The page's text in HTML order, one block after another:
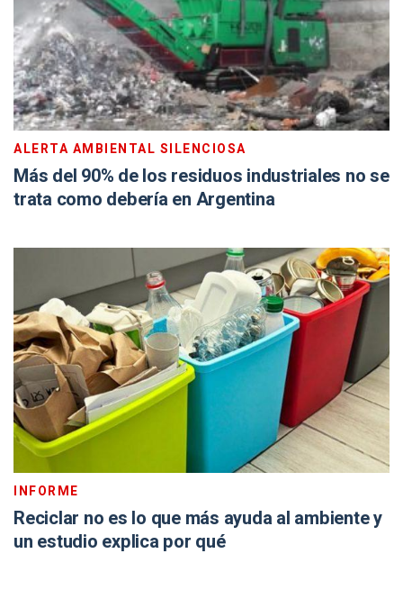
ALERTA AMBIENTAL SILENCIOSA
Más del 90% de los residuos industriales no se
trata como debería en Argentina
INFORME
Reciclar no es lo que más ayuda al ambiente y
un estudio explica por qué